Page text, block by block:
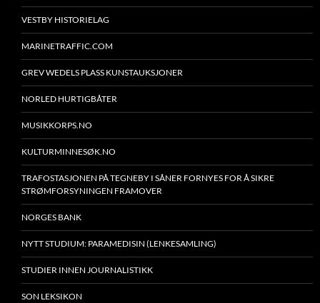
VESTBY HISTORIELAG
MARINETRAFFIC.COM
GREV WEDELS PLASS KUNSTAUKSJONER
NORLED HURTIGBÅTER
MUSIKKORPS.NO
KULTURMINNESØK.NO
TRAFOSTASJONEN PÅ TEGNEBY I SÅNER FORNYES FOR Å SIKRE
STRØMFORSYNINGEN FRAMOVER
NORGES BANK
NYTT STUDIUM: PARAMEDISIN (LENKESAMLING)
STUDIER INNEN JOURNALISTIKK
SON LEKSIKON